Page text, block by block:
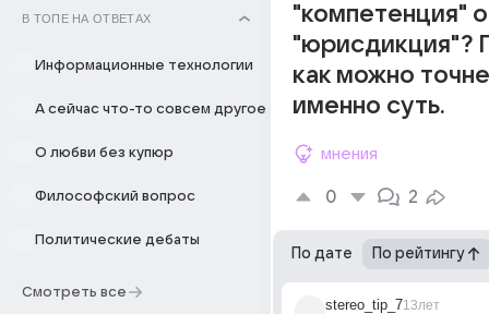
В ТОПЕ НА ОТВЕТАХ
Информационные технологии
А сейчас что-то совсем другое
О любви без купюр
Философский вопрос
Политические дебаты
Смотреть все
"компетенция"
"юрисдикция"?
как можно
именно суть.
мнения
0 2
По дате По рейтингу
stereo_tip_713лет